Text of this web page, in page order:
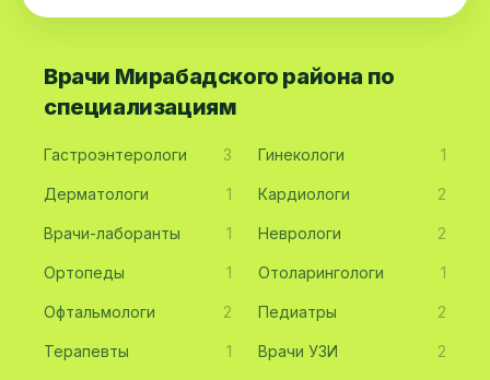
Врачи Мирабадского района по
специализациям
Гастроэнтерологи 3 Гинекологи 1
Дерматологи 1 Кардиологи 2
Врачи-лаборанты 1 Неврологи 2
Ортопеды 1 Отоларингологи 1
Офтальмологи 2 Педиатры 2
Терапевты 1 Врачи УЗИ 2